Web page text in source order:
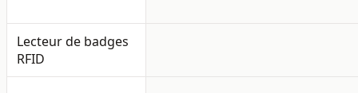
Lecteur de badges
RFID